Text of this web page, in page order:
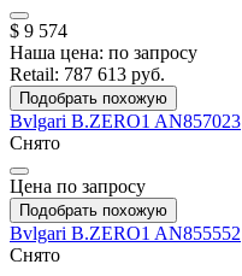
$ 9 574
Наша цена: по запросу
Retail: 787 613 руб.
Подобрать похожую
Bvlgari B.ZERO1 AN857023
Снято
Цена по запросу
Подобрать похожую
Bvlgari B.ZERO1 AN855552
Снято